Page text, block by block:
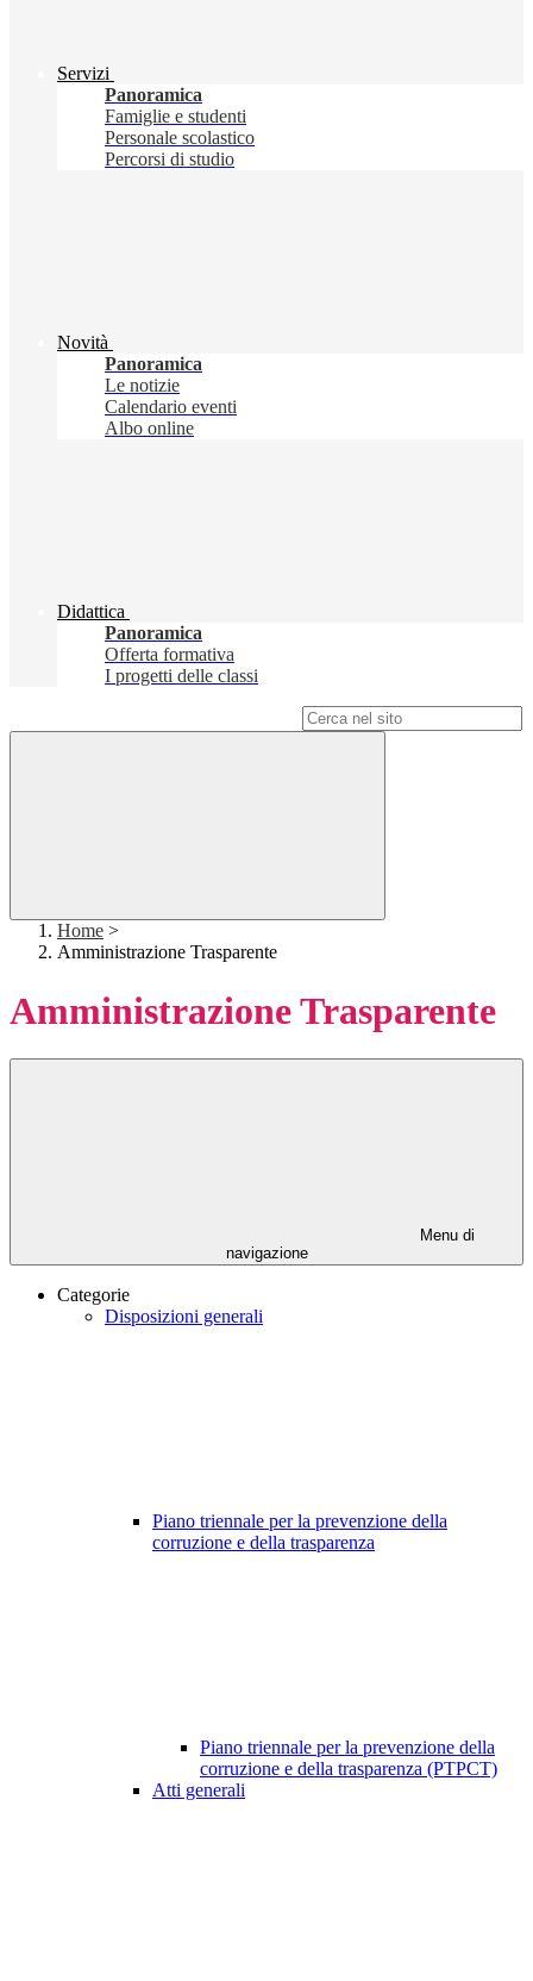
Servizi
Panoramica
Famiglie e studenti
Personale scolastico
Percorsi di studio
Novità
Panoramica
Le notizie
Calendario eventi
Albo online
Didattica
Panoramica
Offerta formativa
I progetti delle classi
Home >
Amministrazione Trasparente
Amministrazione Trasparente
Menu di
navigazione
Categorie
Disposizioni generali
Piano triennale per la prevenzione della
corruzione e della trasparenza
Piano triennale per la prevenzione della
corruzione e della trasparenza (PTPCT)
Atti generali